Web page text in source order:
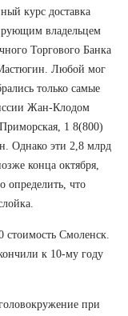
курс доставка
владельцем
Торгового Банка
Любой мог
только самые
Жан-Клодом
1 8(800)
Однако эти 2,8 млрд
конца октября,
определить, что
стоимость Смоленск.
к 10-му году
при